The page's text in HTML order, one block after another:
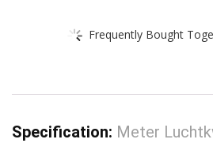
Frequently Bought
Specification: Meter